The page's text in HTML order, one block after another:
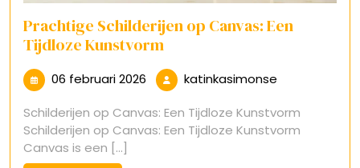
Prachtige Schilderijen op Canvas: Een
Tijdloze Kunstvorm
06 februari 2026 06
februari
2026
katinkasimonse
Schilderijen op Canvas: Een Tijdloze Kunstvorm
Schilderijen op Canvas: Een Tijdloze Kunstvorm
Canvas is een [...]